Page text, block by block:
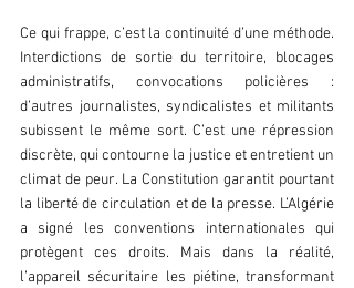
Ce qui frappe, c’est la continuité d’une méthode.
Interdictions de sortie du territoire, blocages
administratifs, convocations policières :
d’autres journalistes, syndicalistes et militants
subissent le même sort. C’est une répression
discrète, qui contourne la justice et entretient un
climat de peur. La Constitution garantit pourtant
la liberté de circulation et de la presse. L’Algérie
a signé les conventions internationales qui
protègent ces droits. Mais dans la réalité,
l’appareil sécuritaire les piétine, transformant